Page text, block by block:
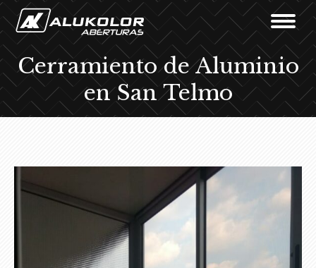
Cerramiento de Aluminio
en San Telmo